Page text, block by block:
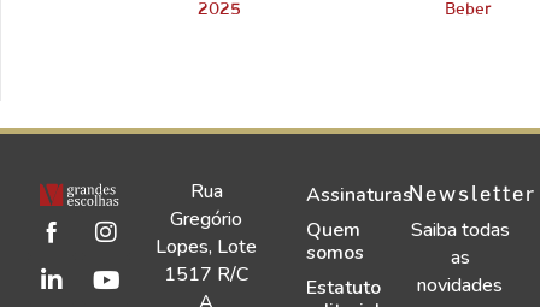
2025
Beber
Rua
Gregório
Lopes, Lote
1517 R/C
Assinaturas
Quem
somos
Estatuto
Newsletter
Saiba todas
as
novidades